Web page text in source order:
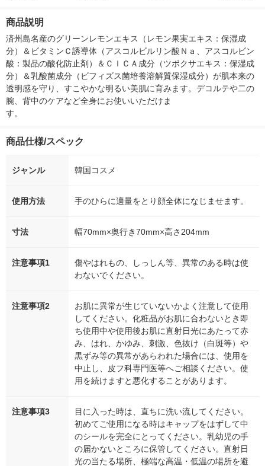
商品説明
済州島名産のグリーンレモンエキス（レモン果実エキス：保湿成
分）＆ビタミンＣ誘導体（アスコルビルリン酸Ｎａ、アスコルビン
酸：製品の酸化防止剤）＆ＣＩＣＡ成分（ツボクサエキス：保湿成
分）＆乳酸菌成分（ビフィズス菌培養溶解質保湿成分）が肌本来の
透明感を守り、すこやかな明るい美肌に育みます。デコルテや二の
腕、背中のケアなど全身にお使いいただけま
す。
商品仕様/スペック
ジャンル 韓国コスメ
使用方法 手のひらに適量をとり顔全体になじませます。
寸法 幅70mm×奥行き70mm×高さ204mm
注意事項1
傷やはれもの、しっしん等、異常のある時は使
わないでください。
注意事項2
お肌に異常が生じていないかよく注意して使用
してください。化粧品がお肌に合わないとき即
ち使用中や使用後お肌に直射日光にあたって赤
み、はれ、かゆみ、刺激、色抜け（白斑等）や
黒ずみ等の異常があらわれた場合には、使用を
中止し、皮フ科専門医等へご相談ください。使
用を続けますと悪化することがあります。
注意事項3
目に入った時は、直ちに洗い流してください。
初めてご使用になる時はキャップをはずして中
のシールを完全にとってください。乳幼児の手
の届かないところに保管してください。直射日
光の当たる場所、極端な高温・低温の場所を避